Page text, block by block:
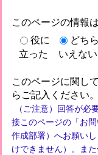
このページの情報
役に
立った
どち
いえない
このページに関し
らご記入ください。
（ご注意）回答が必
接このページの「お
作成部署）へお願い
けできません）。ま